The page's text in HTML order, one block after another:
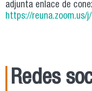
adjunta enlace de
https://reuna.zoom.us/
Redes